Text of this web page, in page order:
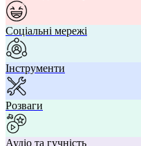
Соціальні мережі
Інструменти
Розваги
Аудіо та гучність